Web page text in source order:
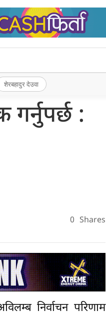
शेरबहादुर देउवा
गर्नुपर्छ :
0 Shares
निर्वाचन परिणाम